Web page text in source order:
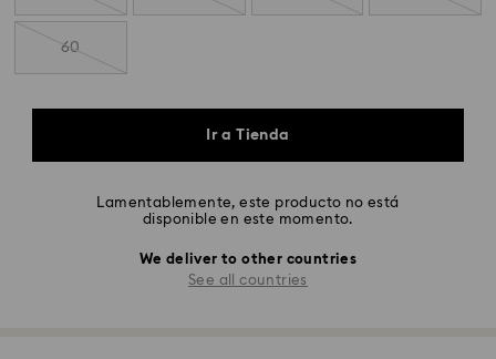
60
Ir a Tienda
Lamentablemente, este producto no está
disponible en este momento.
We deliver to other countries
See all countries